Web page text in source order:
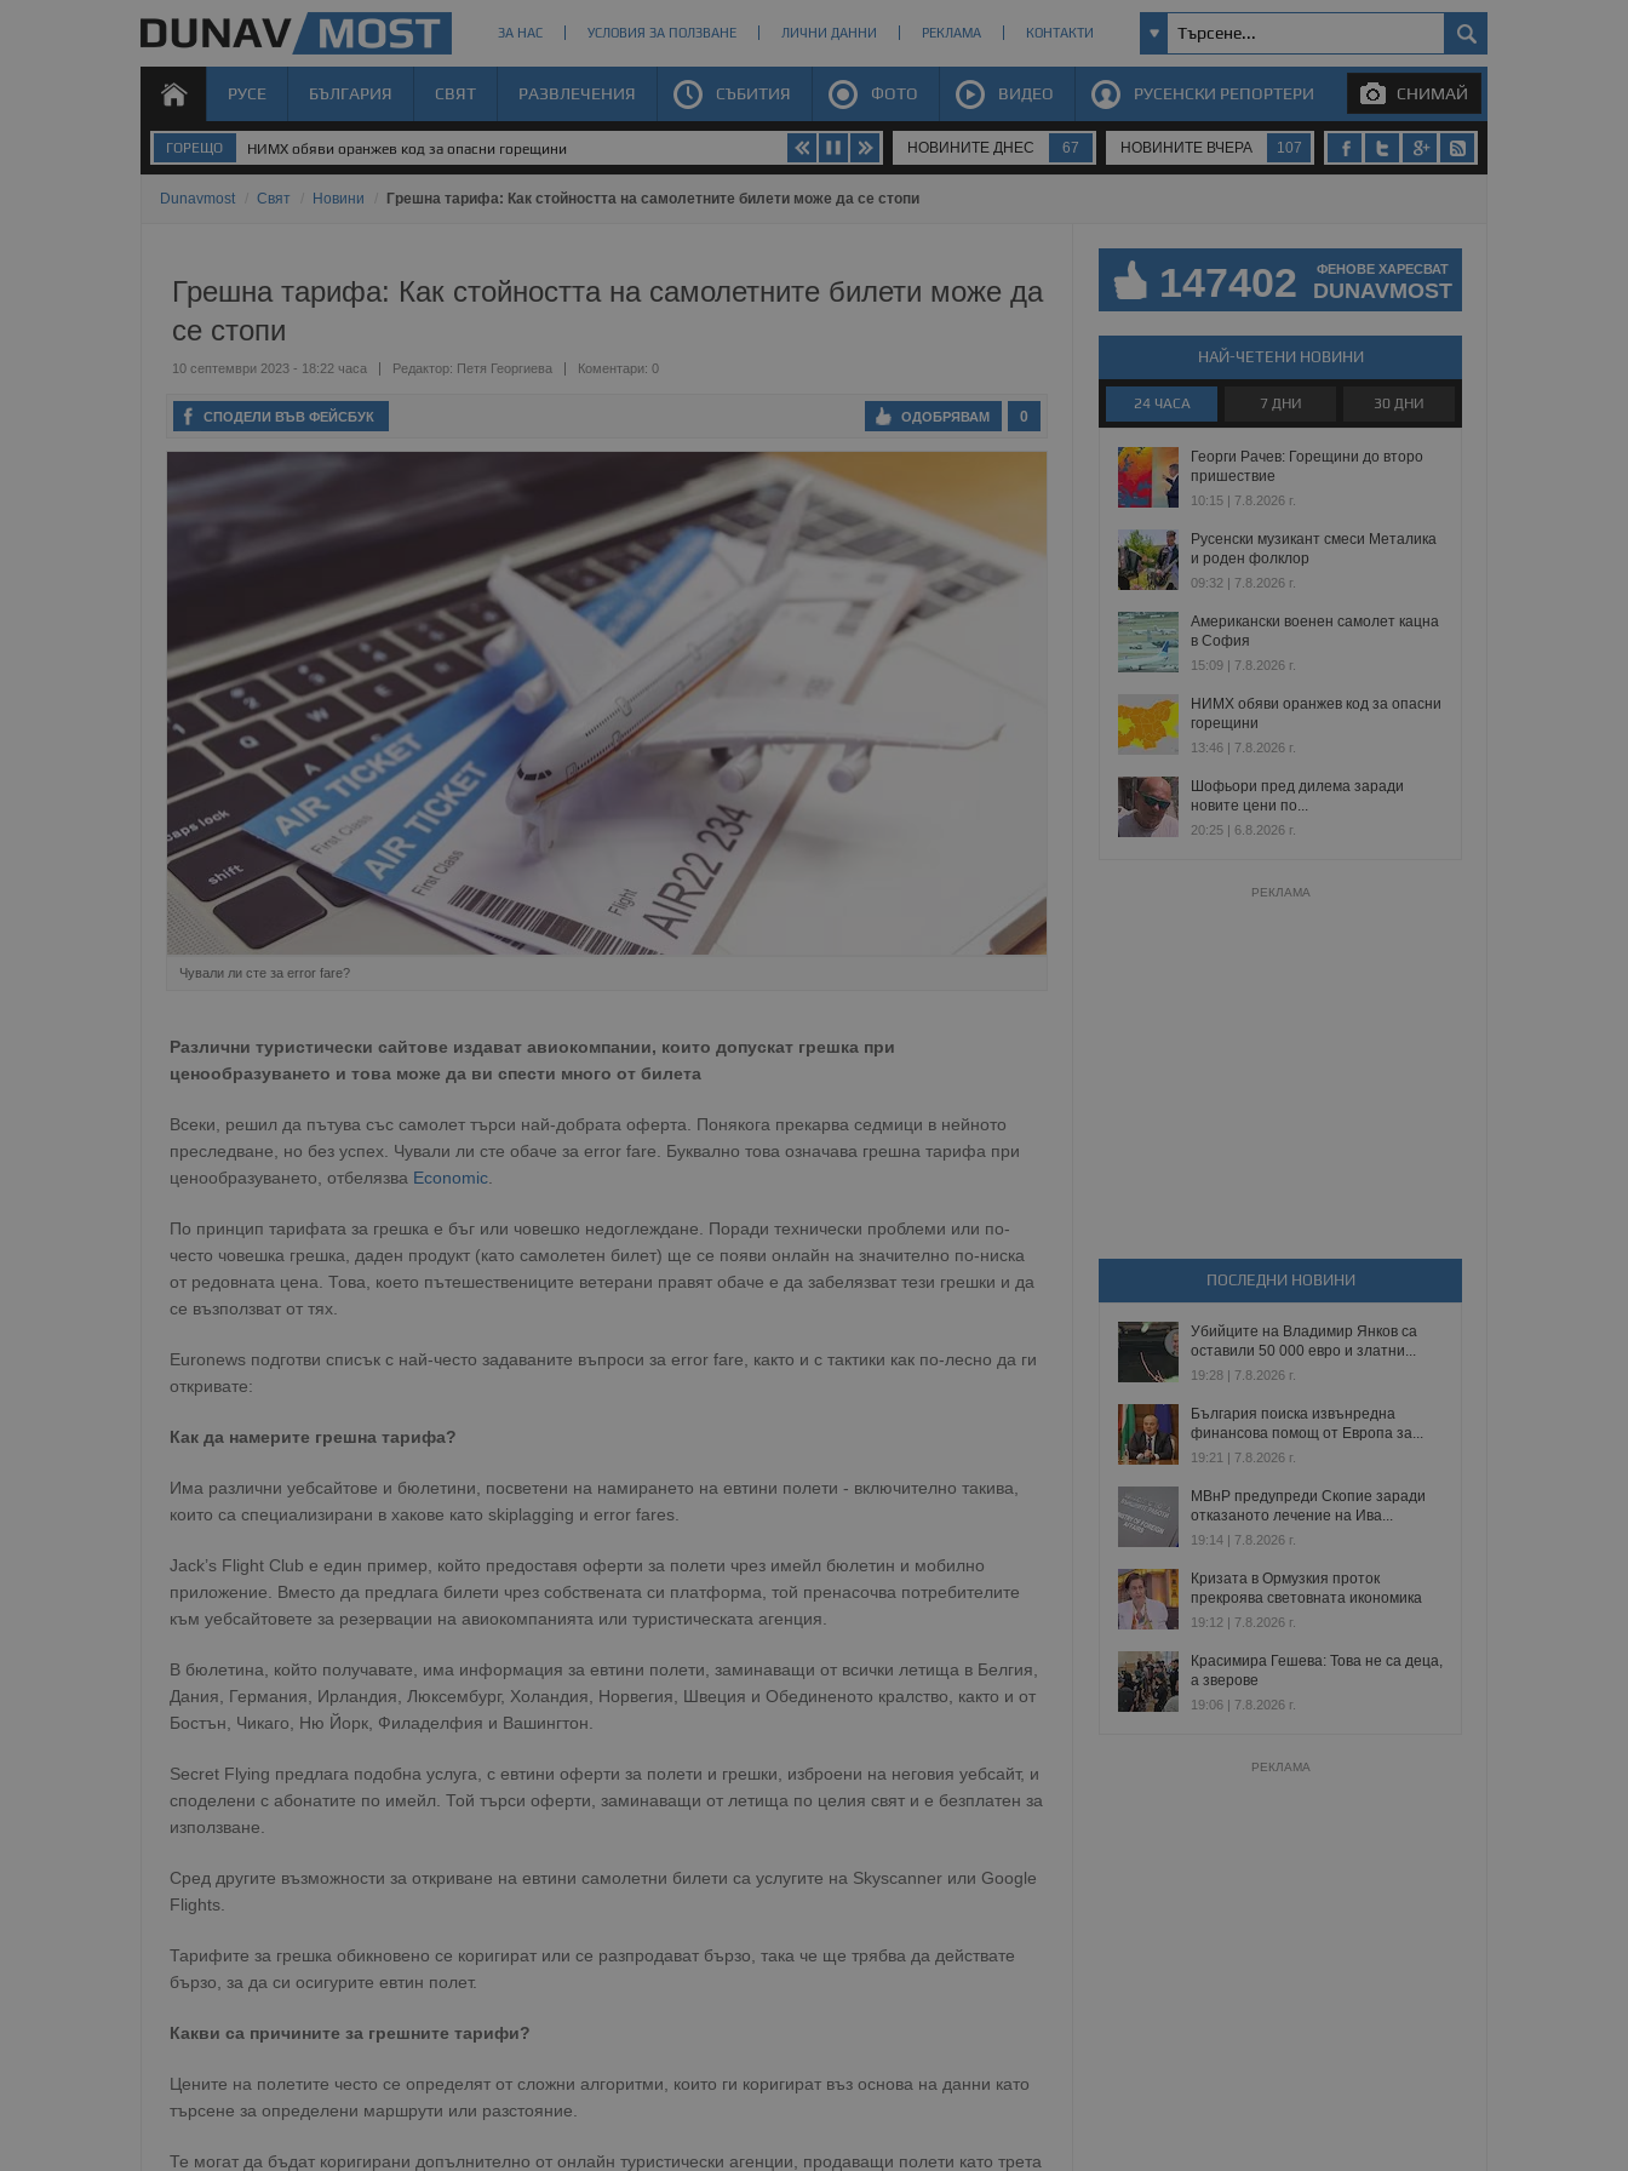
ЗА НАС УСЛОВИЯ ЗА ПОЛЗВАНЕ ЛИЧНИ ДАННИ РЕКЛАМА КОНТАКТИ
РУСЕ БЪЛГАРИЯ СВЯТ РАЗВЛЕЧЕНИЯ СЪБИТИЯ ФОТО ВИДЕО РУСЕНСКИ РЕПОРТЕРИ СНИМАЙ
ГОРЕЩО НИМХ обяви оранжев код за опасни горещини НОВИНИТЕ ДНЕС 67 НОВИНИТЕ ВЧЕРА 107
Dunavmost Свят Новини Грешна тарифа: Как стойността на самолетните билети може да се стопи
Грешна тарифа: Как стойността на самолетните билети може да
се стопи
10 септември 2023 - 18:22 часа Редактор: Петя Георгиева Коментари: 0
СПОДЕЛИ ВЪВ ФЕЙСБУК 0
ОДОБРЯВАМ
Чували ли сте за error fare?
Различни туристически сайтове издават авиокомпании, които допускат грешка при
ценообразуването и това може да ви спести много от билета
Всеки, решил да пътува със самолет търси най-добрата оферта. Понякога прекарва седмици в нейното
преследване, но без успех. Чували ли сте обаче за error fare. Буквално това означава грешна тарифа при
ценообразуването, отбелязва Economic
По принцип тарифата за грешка е бъг или човешко недоглеждане. Поради технически проблеми или по-
често човешка грешка, даден продукт (като самолетен билет) ще се появи онлайн на значително по-ниска
от редовната цена. Това, което пътешествениците ветерани правят обаче е да забелязват тези грешки и да
се възползват от тях.
Euronews подготви списък с най-често задаваните въпроси за error fare, както и с тактики как по-лесно да ги
откривате:
Как да намерите грешна тарифа?
Има различни уебсайтове и бюлетини, посветени на намирането на евтини полети - включително такива,
които са специализирани в хакове като skiplagging и error fares.
Jack’s Flight Club е един пример, който предоставя оферти за полети чрез имейл бюлетин и мобилно
приложение. Вместо да предлага билети чрез собствената си платформа, той пренасочва потребителите
към уебсайтовете за резервации на авиокомпанията или туристическата агенция.
В бюлетина, който получавате, има информация за евтини полети, заминаващи от всички летища в Белгия,
Дания, Германия, Ирландия, Люксембург, Холандия, Норвегия, Швеция и Обединеното кралство, както и от
Бостън, Чикаго, Ню Йорк, Филаделфия и Вашингтон.
Secret Flying предлага подобна услуга, с евтини оферти за полети и грешки, изброени на неговия уебсайт, и
споделени с абонатите по имейл. Той търси оферти, заминаващи от летища по целия свят и е безплатен за
използване.
Сред другите възможности за откриване на евтини самолетни билети са услугите на Skyscanner или Google
Flights.
Тарифите за грешка обикновено се коригират или се разпродават бързо, така че ще трябва да действате
бързо, за да си осигурите евтин полет.
Какви са причините за грешните тарифи?
Цените на полетите често се определят от сложни алгоритми, които ги коригират въз основа на данни като
търсене за определени маршрути или разстояние.
Те могат да бъдат коригирани допълнително от онлайн туристически агенции, продаващи полети като трета
147402 ФЕНОВЕ ХАРЕСВАТ
DUNAVMOST
НАЙ-ЧЕТЕНИ НОВИНИ
24 ЧАСА 7 ДНИ 30 ДНИ
Георги Рачев: Горещини до второ
пришествие
10:15 | 7.8.2026 г.
Русенски музикант смеси Металика
и роден фолклор
09:32 | 7.8.2026 г.
Американски военен самолет кацна
в София
15:09 | 7.8.2026 г.
НИМХ обяви оранжев код за опасни
горещини
13:46 | 7.8.2026 г.
Шофьори пред дилема заради
новите цени по...
20:25 | 6.8.2026 г.
РЕКЛАМА
ПОСЛЕДНИ НОВИНИ
Убийците на Владимир Янков са
оставили 50 000 евро и златни...
19:28 | 7.8.2026 г.
България поиска извънредна
финансова помощ от Европа за...
19:21 | 7.8.2026 г.
МВнР предупреди Скопие заради
отказаното лечение на Ива...
19:14 | 7.8.2026 г.
Кризата в Ормузкия проток
прекроява световната икономика
19:12 | 7.8.2026 г.
Красимира Гешева: Това не са деца,
а зверове
19:06 | 7.8.2026 г.
РЕКЛАМА